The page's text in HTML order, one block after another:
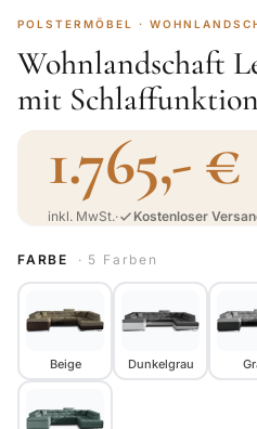
POLSTERMÖBEL ·
Wohnlandschaft
mit
1.765,- €
inkl. MwSt.· Kostenloser
FARBE · 5 Farben
Beige Dunkelgrau